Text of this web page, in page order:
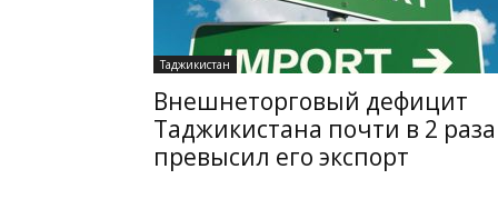
Таджикистан
Внешнеторговый дефицит
Таджикистана почти в 2 раза
превысил его экспорт